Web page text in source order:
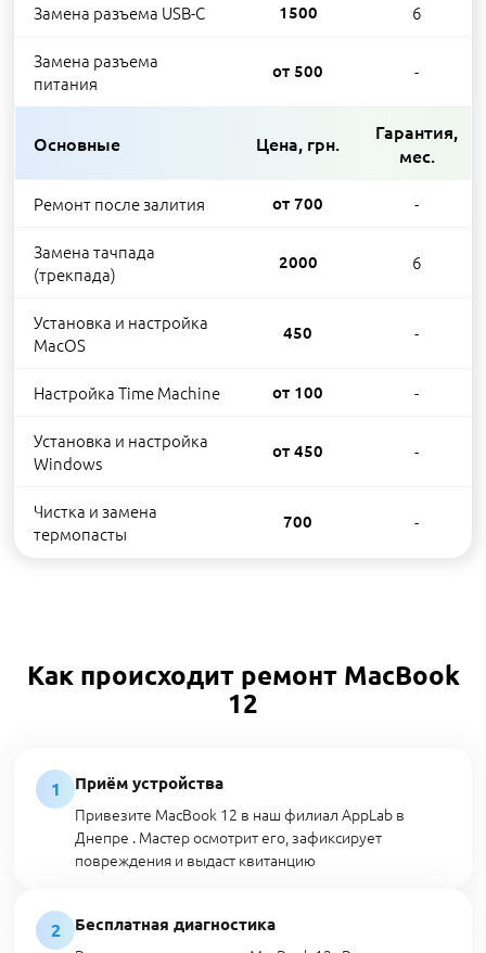
Замена разъема USB-C 1500 6
Замена разъема
питания
от 500 -
Основные Цена, грн.
Гарантия,
мес.
Ремонт после залития от 700 -
Замена тачпада
(трекпада)
2000 6
Установка и настройка
MacОS
450 -
Настройка Time Machine от 100 -
Установка и настройка
Windows
от 450 -
Чистка и замена
термопасты
700 -
Как происходит ремонт MacBook
12
1
Приём устройства
Привезите MacBook 12 в наш филиал AppLab в
Днепре . Мастер осмотрит его, зафиксирует
повреждения и выдаст квитанцию
2
Бесплатная диагностика